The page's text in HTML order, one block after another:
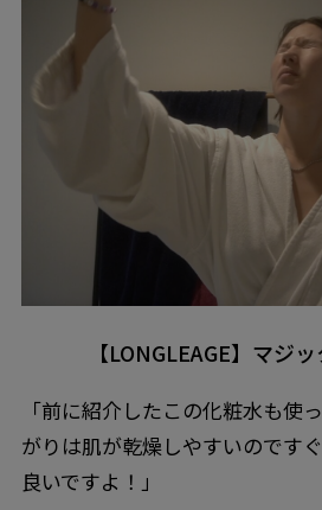
【LONGLEAGE】マジ
「前に紹介したこの化粧水も使
がりは肌が乾燥しやすいのです
良いですよ！」